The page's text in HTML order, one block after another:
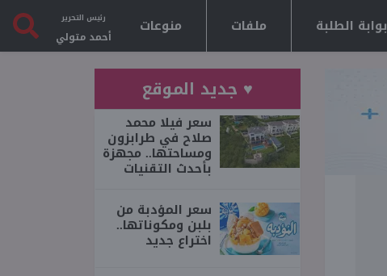
بوابة الطلبة ملفات منوعات رئيس التحرير
أحمد متولي
♥ جديد الموقع
سعر فيلا محمد
صلاح في طرابزون
ومساحتها.. مجهزة
بأحدث التقنيات
سعر المؤدبة من
بلبن ومكوناتها..
اختراع جديد